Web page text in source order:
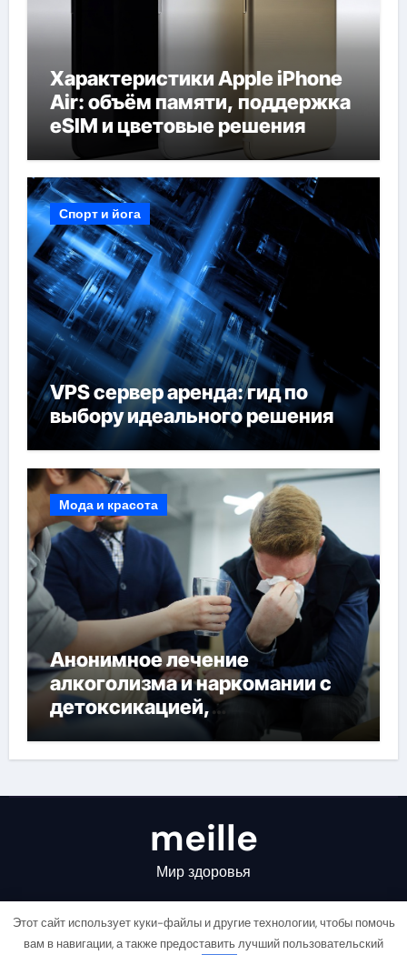
Характеристики Apple iPhone
Air: объём памяти, поддержка
eSIM и цветовые решения
Спорт и йога
VPS сервер аренда: гид по
выбору идеального решения
Мода и красота
Анонимное лечение
алкоголизма и наркомании с
детоксикацией,
круглосуточной помощью под
meille
Мир здоровья
Этот сайт использует куки-файлы и другие технологии, чтобы помочь
вам в навигации, а также предоставить лучший пользовательский